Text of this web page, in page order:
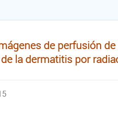
de perfusión
la dermatitis por